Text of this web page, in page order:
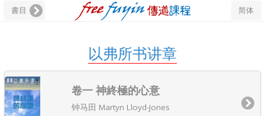
書目 简体
以弗所书讲章
卷一 神終極的心意
钟马田 Martyn Lloyd-Jones